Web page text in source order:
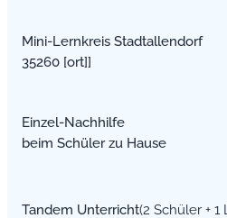
Mini-Lernkreis Stadtallendorf
35260 [ort]]
Einzel-Nachhilfe
beim Schüler zu Hause
Tandem Unterricht(2 Schüler + 1